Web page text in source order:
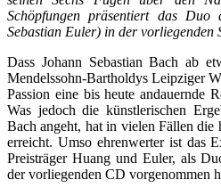
Schöpfungen präsentiert das
Sebastian Euler) in der vorliegenden
Dass Johann Sebastian Bach ab
Mendelssohn-Bartholdys Leipziger
Passion eine bis heute andauernde
Was jedoch die künstlerischen
Bach angeht, hat in vielen Fällen die
erreicht. Umso ehrenwerter ist das
Preisträger Huang und Euler, als
der vorliegenden CD vorgenommen